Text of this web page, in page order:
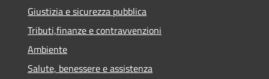
Giustizia e sicurezza pubblica
Tributi,finanze e contravvenzioni
Ambiente
Salute, benessere e assistenza